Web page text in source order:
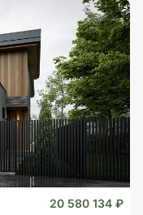
20 580 134 ₽